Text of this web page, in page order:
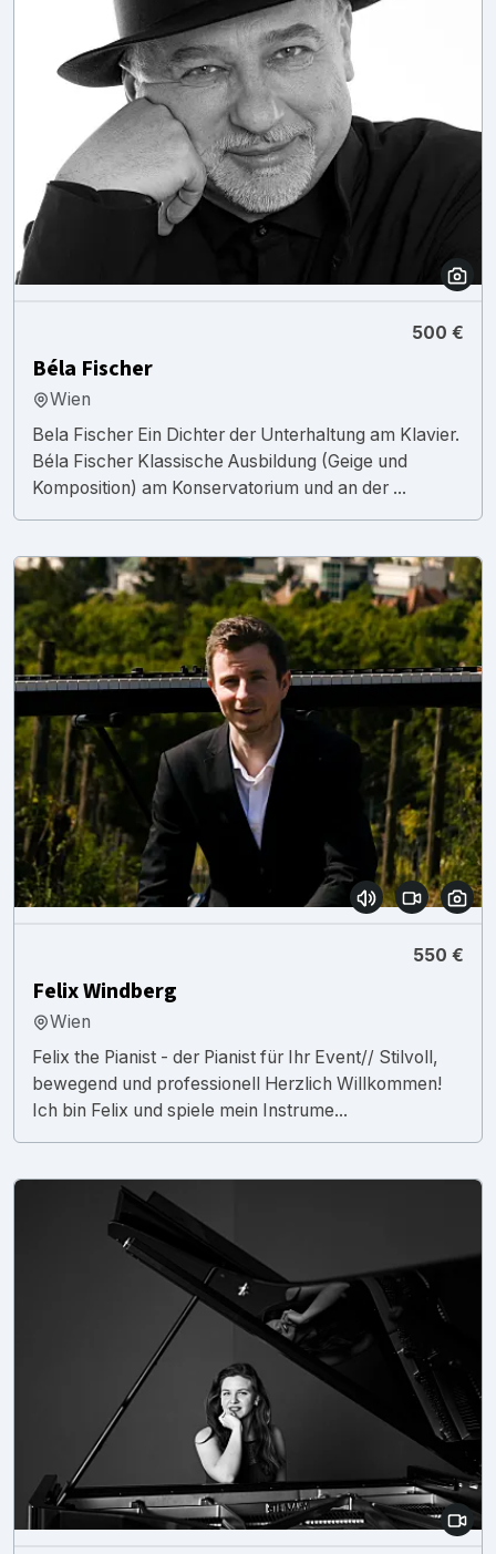
500 €
Béla Fischer
Wien
Bela Fischer Ein Dichter der Unterhaltung am Klavier.
Béla Fischer Klassische Ausbildung (Geige und
Komposition) am Konservatorium und an der ...
550 €
Felix Windberg
Wien
Felix the Pianist - der Pianist für Ihr Event// Stilvoll,
bewegend und professionell Herzlich Willkommen!
Ich bin Felix und spiele mein Instrume...